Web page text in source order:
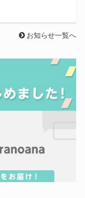
お知らせ一覧へ